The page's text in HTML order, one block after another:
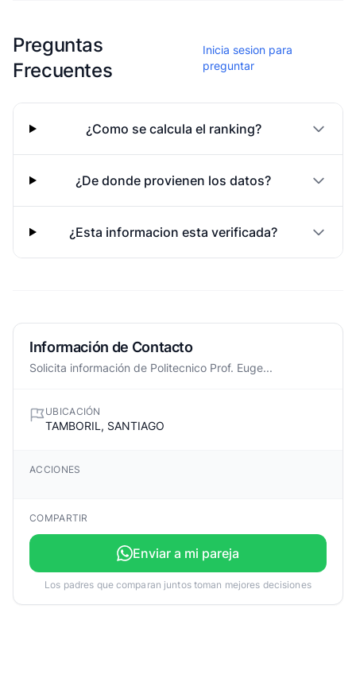
Preguntas
Frecuentes
Inicia sesion para
preguntar
¿Como se calcula el ranking?
¿De donde provienen los datos?
¿Esta informacion esta verificada?
Información de Contacto
Solicita información de Politecnico Prof. Euge...
UBICACIÓN
TAMBORIL, SANTIAGO
ACCIONES
COMPARTIR
Enviar a mi pareja
Los padres que comparan juntos toman mejores decisiones